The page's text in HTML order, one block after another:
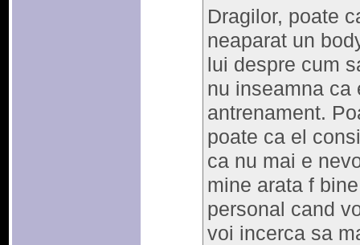
Dragilor, poate
neaparat un
lui despre cum
nu inseamna ca
antrenament.
poate ca el
ca nu mai e
mine arata f
personal cand
voi incerca sa